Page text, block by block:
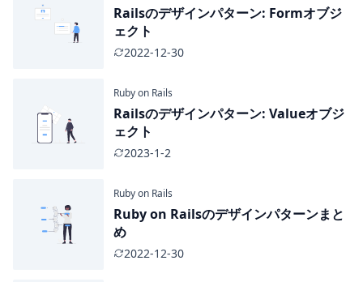
Railsのデザインパターン: Formオブジ
ェクト
2022-12-30
Ruby on Rails
Railsのデザインパターン: Valueオブジ
ェクト
2023-1-2
Ruby on Rails
Ruby on Railsのデザインパターンまと
め
2022-12-30